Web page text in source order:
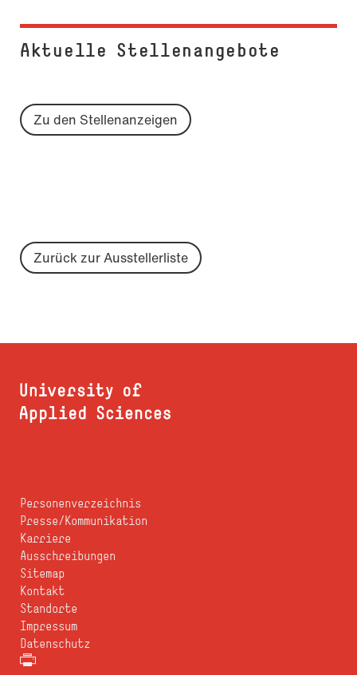
Aktuelle Stel­len­an­ge­bo­te
Zu den Stellenanzeigen
Zurück zur Ausstellerliste
Personenverzeichnis
Presse/Kommunikation
Karriere
Ausschreibungen
Sitemap
Kontakt
Standorte
Impressum
Datenschutz